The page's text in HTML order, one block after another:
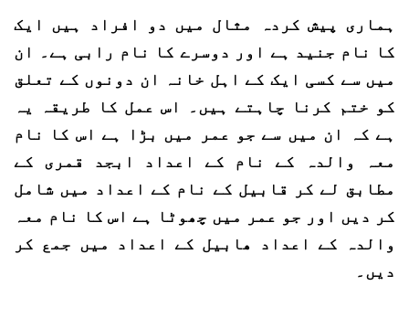
ہماری پیش کردہ مثال میں دو افراد ہیں ایک
کا نام جنید ہے اور دوسرے کا نام رابی ہے۔ ان
میں سے کسی ایک کے اہل خانہ ان دونوں کے تعلق
کو ختم کرنا چاہتے ہیں۔ اس عمل کا طریقہ یہ
ہے کہ ان میں سے جو عمر میں بڑا ہے اس کا نام
معہ والدہ کے نام کے اعداد ابجد قمری کے
مطابق لے کر قابیل کے نام کے اعداد میں شامل
کر دیں اور جو عمر میں چھوٹا ہے اس کا نام معہ
والدہ کے اعداد ھابیل کے اعداد میں جمع کر
دیں۔